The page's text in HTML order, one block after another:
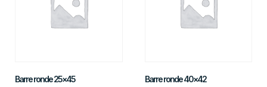
Barre ronde 25×45 Barre ronde 40×42